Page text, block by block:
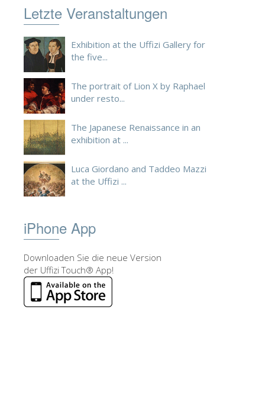
Letzte Veranstaltungen
Exhibition at the Uffizi Gallery for
the five...
The portrait of Lion X by Raphael
under resto...
The Japanese Renaissance in an
exhibition at ...
Luca Giordano and Taddeo Mazzi
at the Uffizi ...
iPhone App
Downloaden Sie die neue Version
der Uffizi Touch® App!